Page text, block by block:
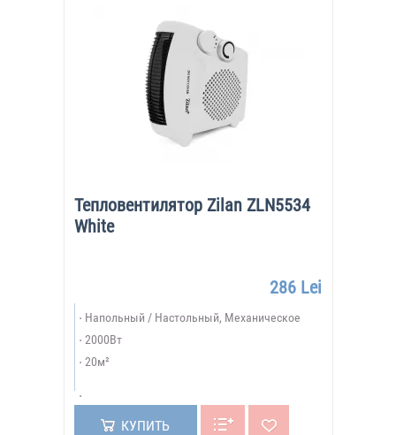
Тепловентилятор Zilan ZLN5534
White
286 Lei
Напольный / Настольный, Механическое
2000Вт
20м²
КУПИТЬ